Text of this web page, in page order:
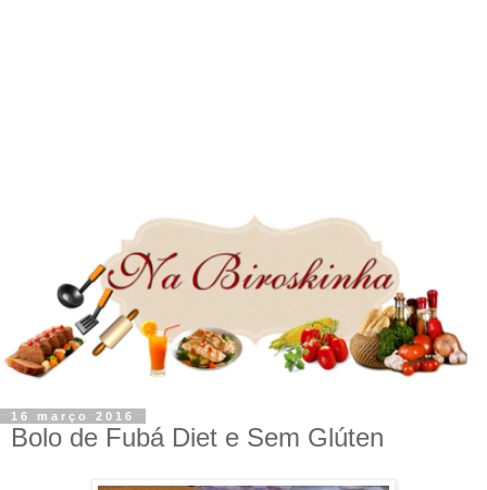
16 março 2016
Bolo de Fubá Diet e Sem Glúten